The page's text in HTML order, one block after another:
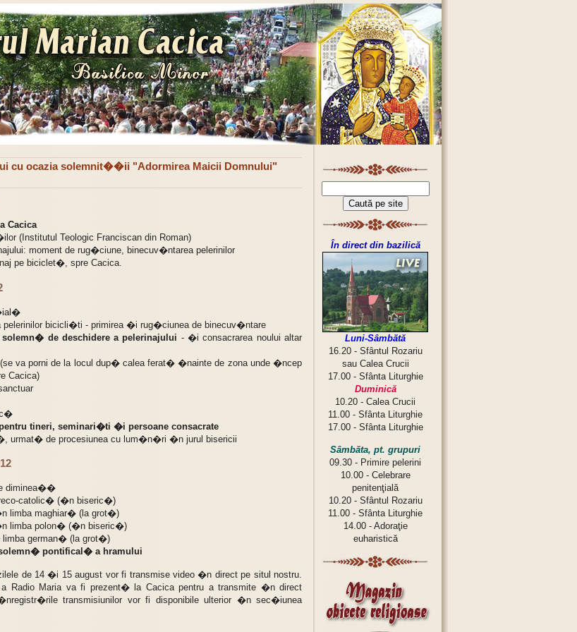
cu ocazia solemnit��ii "Adormirea Maicii Domnului"
Cacica
(Institutul Teologic Franciscan din Roman)
moment de rug�ciune, binecuv�ntarea pelerinilor
pe biciclet�, spre Cacica.
pelerinilor bicicli�ti - primirea �i rug�ciunea de binecuv�ntare
de deschidere a pelerinajului - �i consacrarea noului altar
(se va porni de la locul dup� calea ferat� �nainte de zona unde �ncep
Cacica)
tineri, seminari�ti �i persoane consacrate
urmat� de procesiunea cu lum�n�ri �n jurul bisericii
diminea��
catolic� (�n biseric�)
limba maghiar� (la grot�)
limba polon� (�n biseric�)
limba german� (la grot�)
pontifical� a hramului
de 14 �i 15 august vor fi transmise video �n direct pe situl nostru.
Radio Maria va fi prezent� la Cacica pentru a transmite �n direct
transmisiunilor vor fi disponibile ulterior �n sec�iunea
În direct din bazilică
Luni-Sâmbătă
16.20 - Sfântul Rozariu
sau Calea Crucii
17.00 - Sfânta Liturghie
Duminică
10.20 - Calea Crucii
11.00 - Sfânta Liturghie
17.00 - Sfânta Liturghie
Sâmbăta, pt. grupuri
09.30 - Primire pelerini
10.00 - Celebrare
penitenţială
10.20 - Sfântul Rozariu
11.00 - Sfânta Liturghie
14.00 - Adoraţie
euharistică